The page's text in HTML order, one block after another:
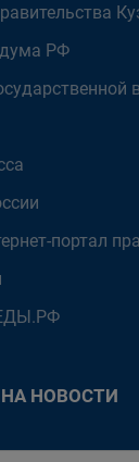
дума РФ
портал
НОВОСТИ